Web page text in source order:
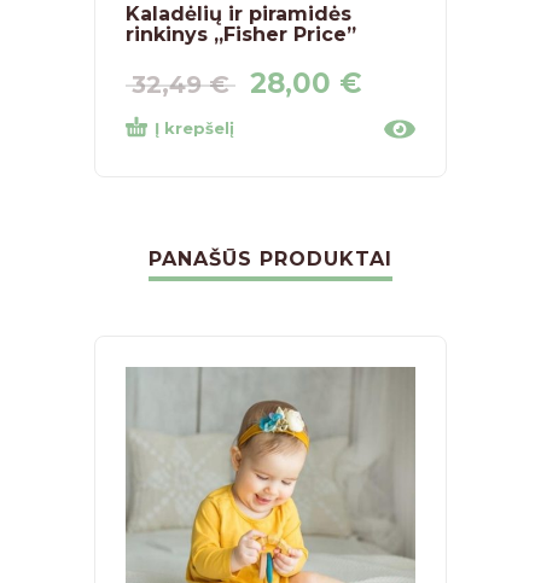
Kaladėlių ir piramidės
rinkinys „Fisher Price”
32,49€ 28,00 €
Į krepšelį
PANAŠŪS PRODUKTAI